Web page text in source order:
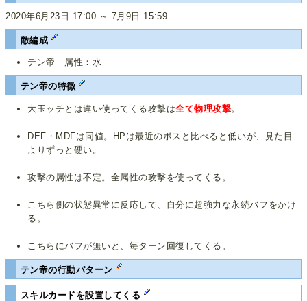
2020年6月23日 17:00 ～ 7月9日 15:59
敵編成
テン帝 属性：水
テン帝の特徴
大玉ッチとは違い使ってくる攻撃は全て物理攻撃。
DEF・MDFは同値。HPは最近のボスと比べると低いが、見た目
よりずっと硬い。
攻撃の属性は不定。全属性の攻撃を使ってくる。
こちら側の状態異常に反応して、自分に超強力な永続バフをかけ
る。
こちらにバフが無いと、毎ターン回復してくる。
テン帝の行動パターン
スキルカードを設置してくる